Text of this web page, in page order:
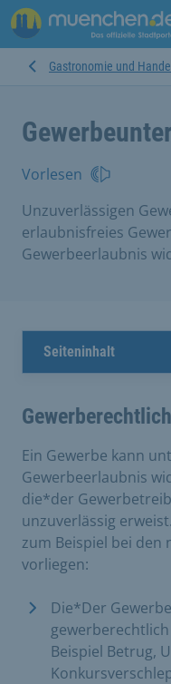
Gastronomie und Handel
Vorlesen
Unzuverlässigen
erlaubnisfreies
Gewerbeerlaubnis
Seiteninhalt
Ein Gewerbe kann
Gewerbeerlaubnis
die*der
unzuverlässig
zum Beispiel bei den
vorliegen:
Die*Der
Beispiel Betrug,